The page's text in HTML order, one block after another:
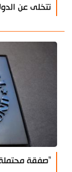
تتخلى عن
"صفقة